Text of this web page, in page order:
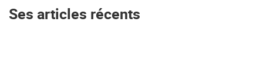
Ses articles récents